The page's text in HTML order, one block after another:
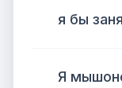
я бы
Я